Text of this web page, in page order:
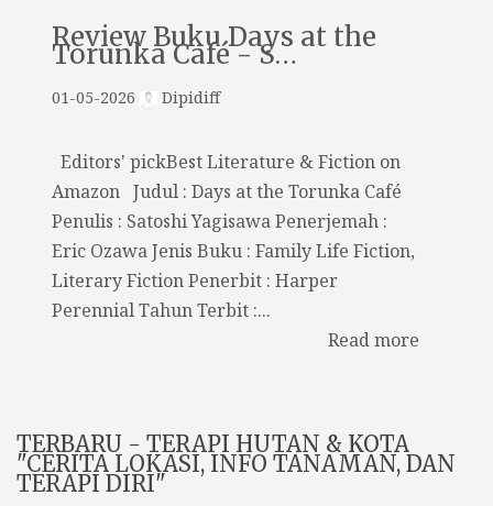
Review Buku Days at the
Torunka Café - S…
01-05-2026 Dipidiff
Editors' pickBest Literature & Fiction on
Amazon Judul : Days at the Torunka Café
Penulis : Satoshi Yagisawa Penerjemah :
Eric Ozawa Jenis Buku : Family Life Fiction,
Literary Fiction Penerbit : Harper
Perennial Tahun Terbit :...
Read more
TERBARU - TERAPI HUTAN & KOTA
"CERITA LOKASI, INFO TANAMAN, DAN
TERAPI DIRI"